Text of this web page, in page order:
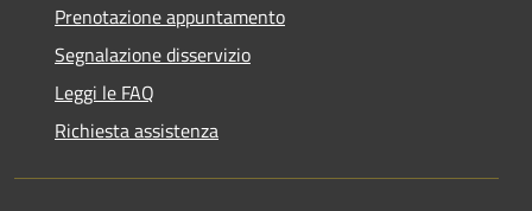
Prenotazione appuntamento
Segnalazione disservizio
Leggi le FAQ
Richiesta assistenza